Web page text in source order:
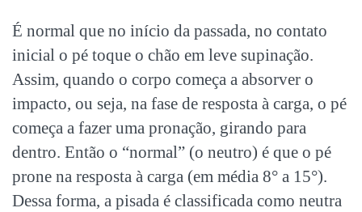
É normal que no início da passada, no contato
inicial o pé toque o chão em leve supinação.
Assim, quando o corpo começa a absorver o
impacto, ou seja, na fase de resposta à carga, o pé
começa a fazer uma pronação, girando para
dentro. Então o “normal” (o neutro) é que o pé
prone na resposta à carga (em média 8° a 15°).
Dessa forma, a pisada é classificada como neutra